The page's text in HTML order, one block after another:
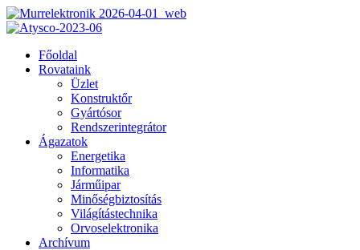
Főoldal
Rovataink
Üzlet
Konstruktőr
Gyártósor
Rendszerintegrátor
Ágazatok
Energetika
Informatika
Járműipar
Minőségbiztosítás
Világítástechnika
Orvoselektronika
Archívum